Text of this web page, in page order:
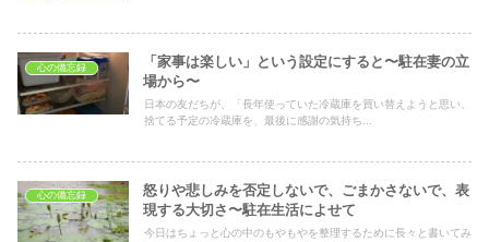
心の備忘録
「家事は楽しい」という設定にすると〜駐在妻の立
場から〜
日本の友だちが、「長年使っていた冷蔵庫を買い替えようと思い、
捨てる予定の冷蔵庫を、最後に感謝の気持ち...
心の備忘録
怒りや悲しみを否定しないで、ごまかさないで、表
現する大切さ〜駐在生活によせて
今日はちょっと心の中のもやもやを整理するために長々と書いてみ